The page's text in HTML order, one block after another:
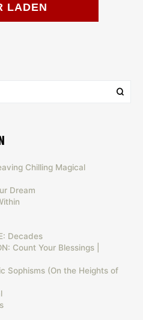
LADEN
Chilling Magical
Dream
Decades
Count Your Blessings |
Sophisms (On the Heights of